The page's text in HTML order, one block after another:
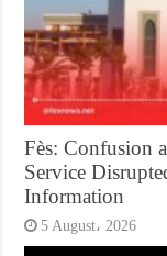
Fès: Confusion
Service
Information
5 August، 2026